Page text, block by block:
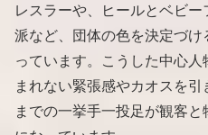
レスラーや、ヒールとベビ
派など、団体の色を決定づ
っています。こうした中心
まれない緊張感やカオスを
までの一挙手一投足が観客